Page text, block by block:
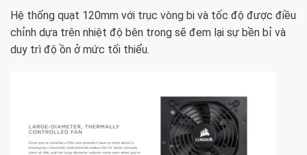
Hệ thống quạt 120mm với trục vòng bi và tốc độ được điều
chỉnh dựa trên nhiệt độ bên trong sẽ đem lại sự bền bỉ và
duy trì độ ồn ở mức tối thiểu.